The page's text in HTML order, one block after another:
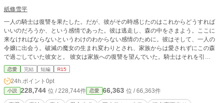
紙條雪平
一人の騎士は復讐を果たした。だが、彼がその時感じたのはこれからどうすれば
いいのだろうか、という感情であった。彼は逃走し、森の中をさまよう。ここに
来なければならないというわけのわからない感情のために。彼はそして、一人の
令嬢に出会う。破滅の魔女の生まれ変わりとされ、家族からは愛されずにこの森
で過ごしていた彼女と。 彼女は家族への復讐を望んでいた。騎士はそれを引き
留めようとする。復讐を果たしたもののとして、復讐ほどどうしようもないもの
はない、と。 主人公視点で一話主人公以外の視点で一話で基本的には構成され
ております。最後かなりご都合主義のハッピーエンドとなっております。 小説
家になろう様のほうにて加筆修正を加えた改稿版を投稿し始めました。
恋愛 完結 短編 R15
24h.ポイント 0pt
小説 228,744 位 / 228,744件 恋愛 66,363 位 / 66,363件